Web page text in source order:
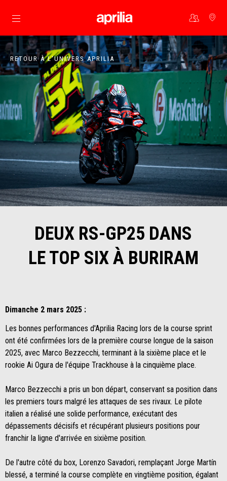
Aller au contenu principal
RETOUR À L'UNIVERS APRILIA
DEUX RS-GP25 DANS
LE TOP SIX À BURIRAM
Dimanche 2 mars 2025 :
Les bonnes performances d'Aprilia Racing lors de la course sprint
ont été confirmées lors de la première course longue de la saison
2025, avec Marco Bezzecchi, terminant à la sixième place et le
rookie Ai Ogura de l'équipe Trackhouse à la cinquième place.
Marco Bezzecchi a pris un bon départ, conservant sa position dans
les premiers tours malgré les attaques de ses rivaux. Le pilote
italien a réalisé une solide performance, exécutant des
dépassements décisifs et récupérant plusieurs positions pour
franchir la ligne d'arrivée en sixième position.
De l'autre côté du box, Lorenzo Savadori, remplaçant Jorge Martín
blessé, a terminé la course complète en vingtième position, égalant